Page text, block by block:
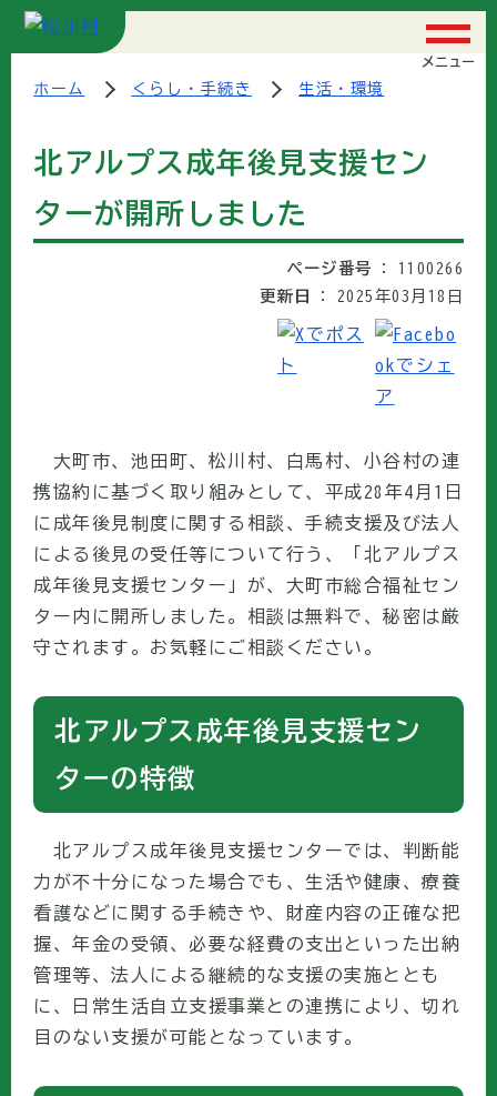
メニュー
ホーム くらし・手続き 生活・環境
北アルプス成年後見支援セン
ターが開所しました
ページ番号
1100266
更新日
2025年03月18日
大町市、池田町、松川村、白馬村、小谷村の連
携協約に基づく取り組みとして、平成28年4月1日
に成年後見制度に関する相談、手続支援及び法人
による後見の受任等について行う、「北アルプス
成年後見支援センター」が、大町市総合福祉セン
ター内に開所しました。相談は無料で、秘密は厳
守されます。お気軽にご相談ください。
北アルプス成年後見支援セン
ターの特徴
北アルプス成年後見支援センターでは、判断能
力が不十分になった場合でも、生活や健康、療養
看護などに関する手続きや、財産内容の正確な把
握、年金の受領、必要な経費の支出といった出納
管理等、法人による継続的な支援の実施ととも
に、日常生活自立支援事業との連携により、切れ
目のない支援が可能となっています。